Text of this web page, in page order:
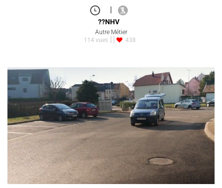
??NHV
Autre Métier
114 vues
438